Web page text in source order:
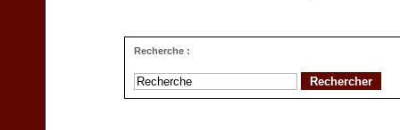
Recherche :